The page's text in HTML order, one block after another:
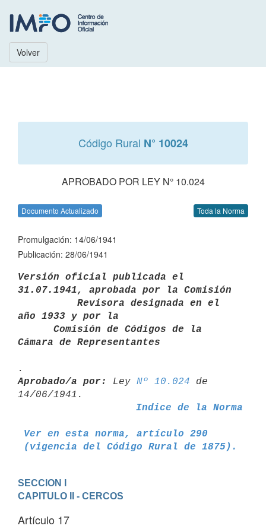
Volver
Código Rural N° 10024
APROBADO POR LEY N° 10.024
Documento Actualizado Toda la Norma
Promulgación: 14/06/1941
Publicación: 28/06/1941
Versión oficial publicada el
31.07.1941, aprobada por la Comisión
año 1933 y por la
Cámara de Representantes
Aprobado/a por:
Ley Nº 10.024 de
Indice de la Norma
Ver en esta norma, artículo 290
(vigencia del Código Rural de 1875).
SECCION I
CAPITULO II - CERCOS
Artículo 17